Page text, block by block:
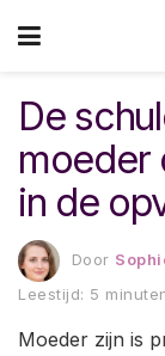
De
moeder
in de
Door
Leestijd: 5
Moeder zijn is